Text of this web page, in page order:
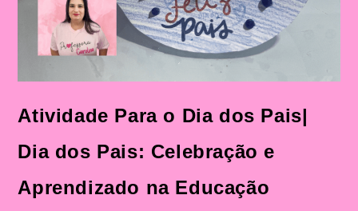
Atividade Para o Dia dos Pais|
Dia dos Pais: Celebração e
Aprendizado na Educação